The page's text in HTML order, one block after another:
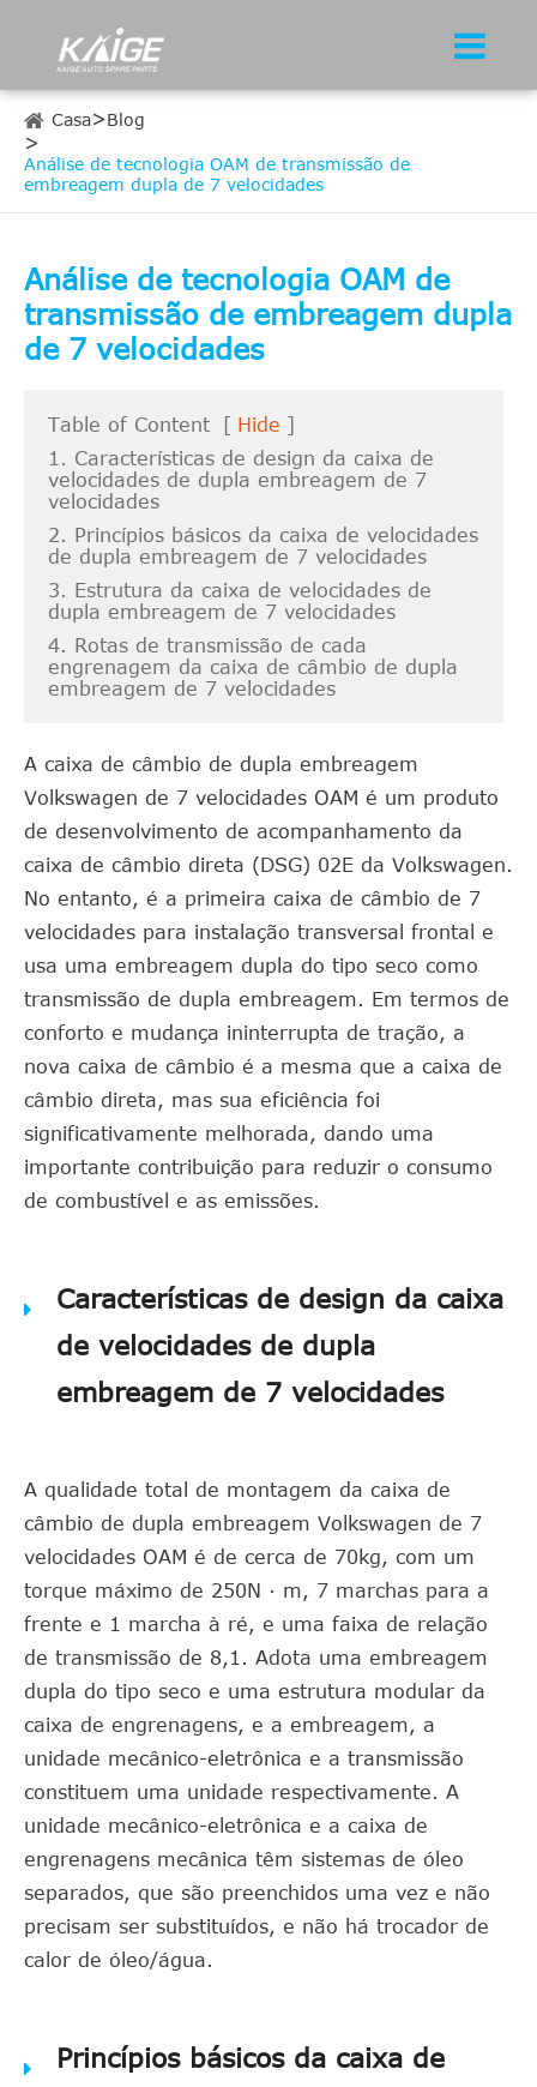
Casa Blog
Análise de tecnologia OAM de transmissão de
embreagem dupla de 7 velocidades
Análise de tecnologia OAM de
transmissão de embreagem dupla
de 7 velocidades
Table of Content [ Hide ]
1. Características de design da caixa de
velocidades de dupla embreagem de 7
velocidades
2. Princípios básicos da caixa de velocidades
de dupla embreagem de 7 velocidades
3. Estrutura da caixa de velocidades de
dupla embreagem de 7 velocidades
4. Rotas de transmissão de cada
engrenagem da caixa de câmbio de dupla
embreagem de 7 velocidades
A caixa de câmbio de dupla embreagem
Volkswagen de 7 velocidades OAM é um produto
de desenvolvimento de acompanhamento da
caixa de câmbio direta (DSG) 02E da Volkswagen.
No entanto, é a primeira caixa de câmbio de 7
velocidades para instalação transversal frontal e
usa uma embreagem dupla do tipo seco como
transmissão de dupla embreagem. Em termos de
conforto e mudança ininterrupta de tração, a
nova caixa de câmbio é a mesma que a caixa de
câmbio direta, mas sua eficiência foi
significativamente melhorada, dando uma
importante contribuição para reduzir o consumo
de combustível e as emissões.
Características de design da caixa
de velocidades de dupla
embreagem de 7 velocidades
A qualidade total de montagem da caixa de
câmbio de dupla embreagem Volkswagen de 7
velocidades OAM é de cerca de 70kg, com um
torque máximo de 250N · m, 7 marchas para a
frente e 1 marcha à ré, e uma faixa de relação
de transmissão de 8,1. Adota uma embreagem
dupla do tipo seco e uma estrutura modular da
caixa de engrenagens, e a embreagem, a
unidade mecânico-eletrônica e a transmissão
constituem uma unidade respectivamente. A
unidade mecânico-eletrônica e a caixa de
engrenagens mecânica têm sistemas de óleo
separados, que são preenchidos uma vez e não
precisam ser substituídos, e não há trocador de
calor de óleo/água.
Princípios básicos da caixa de